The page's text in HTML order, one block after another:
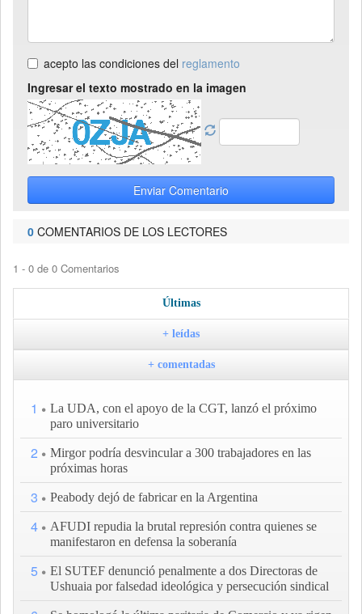
acepto las condiciones del reglamento
Ingresar el texto mostrado en la imagen
Enviar Comentario
0 COMENTARIOS DE LOS LECTORES
1 - 0 de 0 Comentarios
Últimas
+ leídas
+ comentadas
1
La UDA, con el apoyo de la CGT, lanzó el próximo
paro universitario
2
Mirgor podría desvincular a 300 trabajadores en las
próximas horas
3 Peabody dejó de fabricar en la Argentina
4
AFUDI repudia la brutal represión contra quienes se
manifestaron en defensa la soberanía
5
El SUTEF denunció penalmente a dos Directoras de
Ushuaia por falsedad ideológica y persecución sindical